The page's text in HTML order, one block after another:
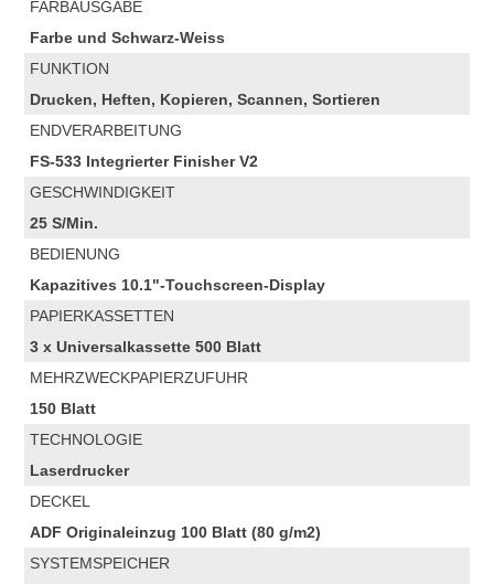
FARBAUSGABE
Farbe und Schwarz-Weiss
FUNKTION
Drucken, Heften, Kopieren, Scannen, Sortieren
ENDVERARBEITUNG
FS-533 Integrierter Finisher V2
GESCHWINDIGKEIT
25 S/Min.
BEDIENUNG
Kapazitives 10.1"-Touchscreen-Display
PAPIERKASSETTEN
3 x Universalkassette 500 Blatt
MEHRZWECKPAPIERZUFUHR
150 Blatt
TECHNOLOGIE
Laserdrucker
DECKEL
ADF Originaleinzug 100 Blatt (80 g/m2)
SYSTEMSPEICHER